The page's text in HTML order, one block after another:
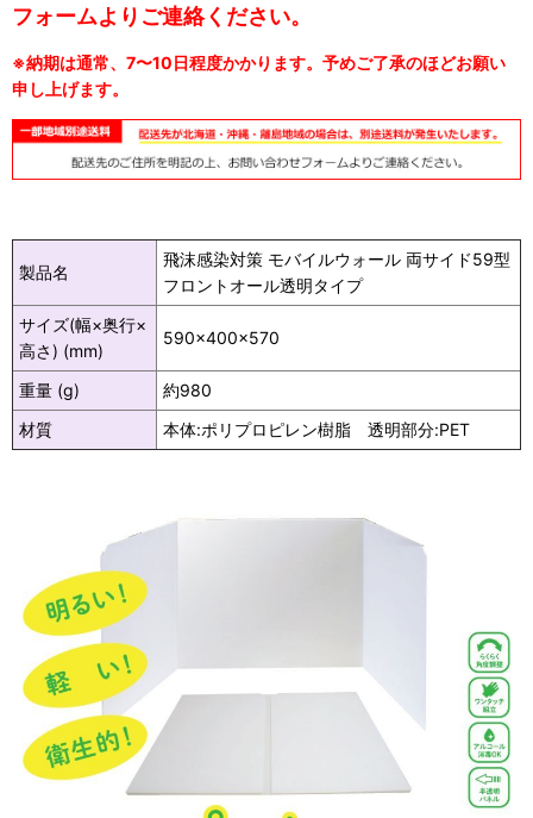
フォームよりご連絡ください。
※納期は通常、7〜10日程度かかります。予めご了承のほどお願い
申し上げます。
製品名
飛沫感染対策 モバイルウォール 両サイド59型
フロントオール透明タイプ
サイズ(幅×奥行×
高さ) (mm)
590×400×570
重量 (g)
約980
材質
本体:ポリプロピレン樹脂 透明部分:PET